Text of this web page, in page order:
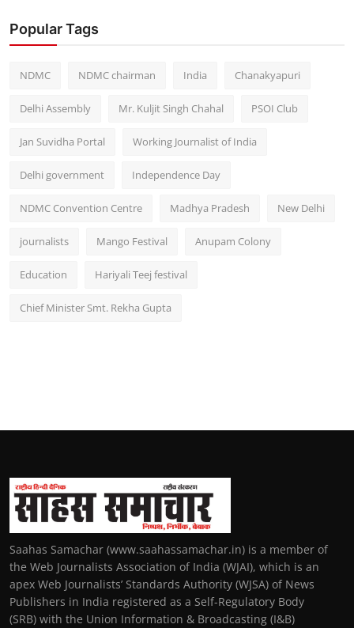
Popular Tags
NDMC NDMC chairman India Chanakyapuri
Delhi Assembly Mr. Kuljit Singh Chahal PSOI Club
Jan Suvidha Portal Working Journalist of India
Delhi government Independence Day
NDMC Convention Centre Madhya Pradesh New Delhi
journalists Mango Festival Anupam Colony
Education Hariyali Teej festival
Chief Minister Smt. Rekha Gupta
Saahas Samachar (www.saahassamachar.in) is a member of
the Web Journalists Association of India (WJAI), which is an
apex Web Journalists’ Standards Authority (WJSA) of News
Publishers in India registered as a Self-Regulatory Body
(SRB) with the Union Information & Broadcasting (I&B)